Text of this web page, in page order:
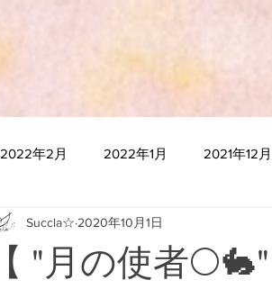
2022年2月 2022年1月 2021年12月
2021年6月 2021年5月
【 "月の使者
Succla☆ 2020年10月1日